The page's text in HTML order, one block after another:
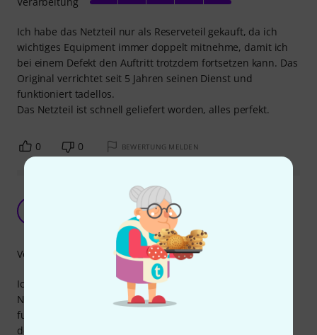
Ich habe das Netzteil nur als Reserveteil gekauft, da ich
wichtiges Equipment immer doppelt mitnehme, damit ich
bei einem Defekt den Auftritt trotzdem fortsetzen kann. Das
Original verrichtet seit 5 Jahren seinen Dienst und
funktioniert tadellos.
Das Netzteil ist schnell geliefert worden, alles perfekt.
0 0 BEWERTUNG MELDEN
Sehr gutes Netzteil
Euklids Euphorisches Euphonium 05.10.2025
Ich habe dieses Netzteil für ein Keyboard gekauft. Ich kann
Netzteil in das Keyboard stecken und das Keyboard
funktioniert. Wichtig ist aber dabei, dass die andere Seite
des Netzteils, also die Seite mit den zwei Pinöpeln, in einer
Verarbeitung